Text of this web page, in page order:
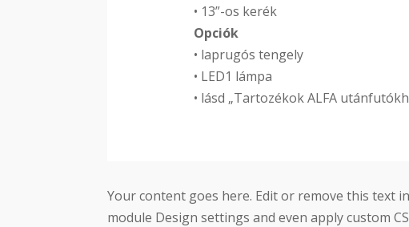
• 13”-os kerék
Opciók
• laprugós tengely
• LED1 lámpa
• lásd „Tartozékok ALFA
Your content goes here. Edit or remove this text
module Design settings and even apply custom